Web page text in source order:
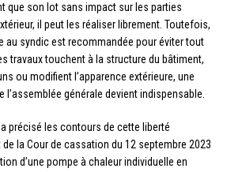
que son lot sans impact sur les parties
il peut les réaliser librement. Toutefois,
au syndic est recommandée pour éviter tout
travaux touchent à la structure du bâtiment,
ou modifient l’apparence extérieure, une
l’assemblée générale devient indispensable.
précisé les contours de cette liberté
de la Cour de cassation du 12 septembre 2023
d’une pompe à chaleur individuelle en